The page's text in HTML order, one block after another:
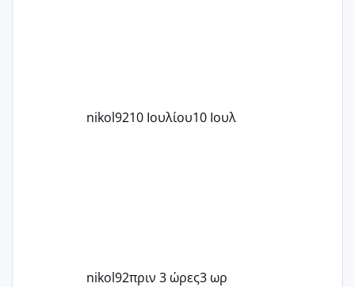
nikol9210 Ιουλίου10 Ιουλ
nikol92πριν 3 ώρες3 ωρ